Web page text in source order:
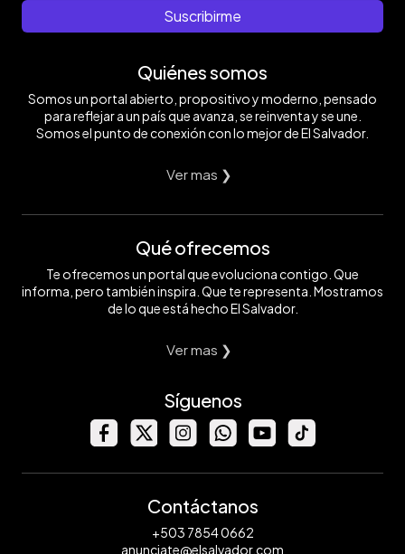
Suscribirme
Quiénes somos
Somos un portal abierto, propositivo y moderno, pensado
para reflejar a un país que avanza, se reinventa y se une.
Somos el punto de conexión con lo mejor de El Salvador.
Ver mas ❯
Qué ofrecemos
Te ofrecemos un portal que evoluciona contigo. Que
informa, pero también inspira. Que te representa. Mostramos
de lo que está hecho El Salvador.
Ver mas ❯
Síguenos
Contáctanos
+503 7854 0662
anunciate@elsalvador.com